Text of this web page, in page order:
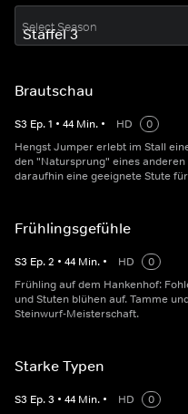
Select Season
Brautschau
S3 Ep.1 • 44 Min. • HD
0
Hengst Jumper erlebt im Stall
den "Natursprung" eines
daraufhin eine geeignete Stute
Frühlingsgefühle
S3 Ep.2 • 44 Min. • HD
0
Frühling auf dem Hankenhof:
und Stuten blühen auf. Tamme
Steinwurf-Meisterschaft.
Starke Typen
S3 Ep.3 • 44 Min. • HD
0